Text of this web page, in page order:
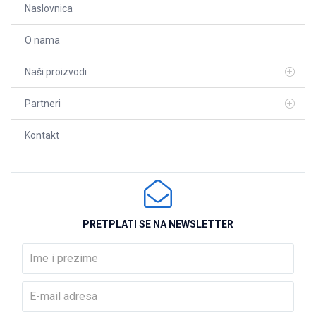
Naslovnica
O nama
Naši proizvodi
Partneri
Kontakt
PRETPLATI SE NA NEWSLETTER